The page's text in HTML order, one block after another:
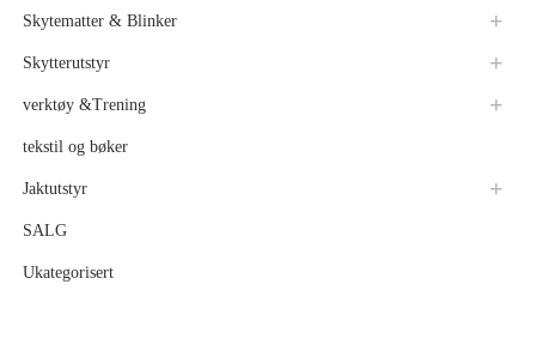
Skytematter & Blinker
Skytterutstyr
verktøy &Trening
tekstil og bøker
Jaktutstyr
SALG
Ukategorisert